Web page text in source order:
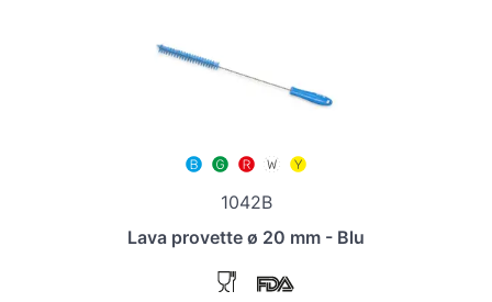
1042B
Lava provette ø 20 mm - Blu